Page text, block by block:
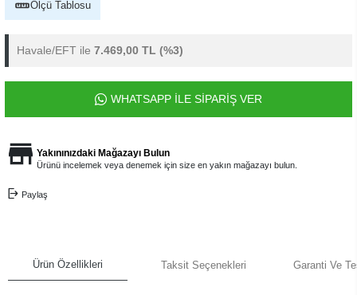
Ölçü Tablosu
Havale/EFT ile 7.469,00 TL (%3)
WHATSAPP İLE SİPARİŞ VER
Yakınınızdaki Mağazayı Bulun
Ürünü incelemek veya denemek için size en yakın mağazayı bulun.
Paylaş
Ürün Özellikleri Taksit Seçenekleri Garanti Ve